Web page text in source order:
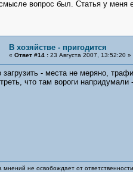
вопрос был. Статья у меня
В хозяйстве - пригодится
« Ответ #14 :23 Августа 2007, 13:52:20 »
- места не меряно,
что там вороги напридумали
мнений не освобождает от